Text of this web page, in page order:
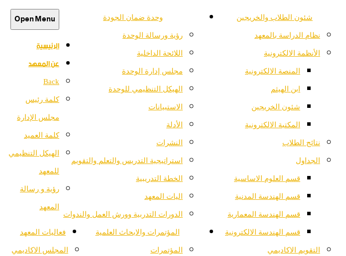
شئون الطلاب والخريجين
نظام الدراسة بالمعهد
الأنظمة الالكترونية
المنصة الالكترونية
ابن الهيثم
شئون الخريجين
المكتبة الالكترونية
نتائج الطلاب
الجداول
قسم العلوم الاساسية
قسم الهندسة المدنية
قسم الهندسة المعمارية
قسم الهندسة الالكترونية
التقويم الاكاديمي
وحدة ضمان الجودة
رؤية ورسالة الوحدة
اللائحة الداخلية
مجلس إدارة الوحدة
الهيكل التنظيمي للوحدة
الاستبيانات
الأدلة
النشرات
استراتيجية التدريس والتعلم والتقويم
الخطة التدريبية
اليات المعهد
الدورات التدربية وورش العمل والندوات
المؤتمرات والابحاث العلمية
المؤتمرات
فعاليات المعهد
Open Menu
الرئيسية
عن المعهد
Back
كلمة رئيس
مجلس الإدارة
كلمة العميد
الهيكل التنظيمي
للمعهد
رؤية و رسالة
المعهد
المجلس الاكاديمي